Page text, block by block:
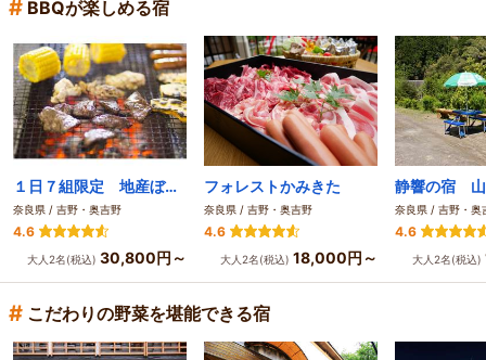
# BBQが楽しめる宿
１日７組限定 地産ぼたん鍋と山郷の恵 湯宿 久保治（くぼじ）
奈良県 / 吉野・奥吉野
4.6
大人2名(税込) 30,800円～
フォレストかみきた
奈良県 / 吉野・奥吉野
4.6
大人2名(税込) 18,000円～
静響の宿
奈良県 / 吉野・奥
4.6
大人2名(税込)
# こだわりの野菜を堪能できる宿